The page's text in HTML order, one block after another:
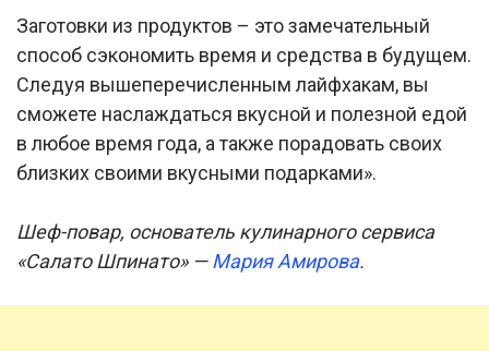
Заготовки из продуктов – это замечательный
способ сэкономить время и средства в будущем.
Следуя вышеперечисленным лайфхакам, вы
сможете наслаждаться вкусной и полезной едой
в любое время года, а также порадовать своих
близких своими вкусными подарками».
Шеф-повар, основатель кулинарного сервиса
«Салато Шпинато» —Мария Амирова.